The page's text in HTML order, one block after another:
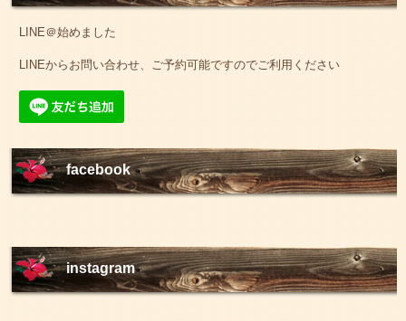
LINE＠始めました
LINEからお問い合わせ、ご予約可能ですのでご利用ください
facebook
instagram